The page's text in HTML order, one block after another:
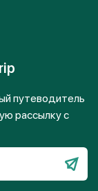
путеводитель
рассылку с